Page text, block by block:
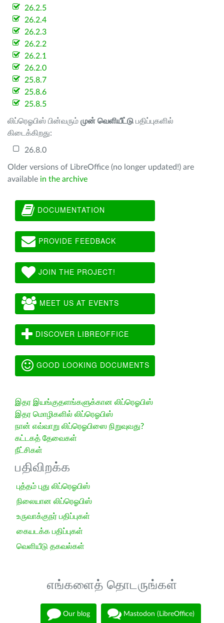
26.2.5
26.2.4
26.2.3
26.2.2
26.2.1
26.2.0
25.8.7
25.8.6
25.8.5
லிப்ரெஓபிஸ் பின்வரும் முன் வெளியீட்டு பதிப்புகளில்
கிடைக்கிறது:
26.8.0
Older versions of LibreOffice (no longer updated!) are
available in the archive
DOCUMENTATION
PROVIDE FEEDBACK
JOIN THE PROJECT!
MEET US AT EVENTS
DISCOVER LIBREOFFICE
GOOD LOOKING DOCUMENTS
இதர இயங்குதளங்களுக்கான லிப்ரெஓபிஸ்
இதர மொழிகளில் லிப்ரெஓபிஸ்
நான் எவ்வாறு லிப்ரெஓபிஸை நிறுவுவது?
கட்டகத் தேவைகள்
நீட்சிகள்
பதிவிறக்க
புத்தம் புது லிப்ரெஓபிஸ்
நிலையான லிப்ரெஓபிஸ்
உருவாக்குநர் பதிப்புகள்
கையடக்க பதிப்புகள்
வெளியீடு தகவல்கள்
எங்களைத் தொடருங்கள்
Our blog Mastodon (LibreOffice)